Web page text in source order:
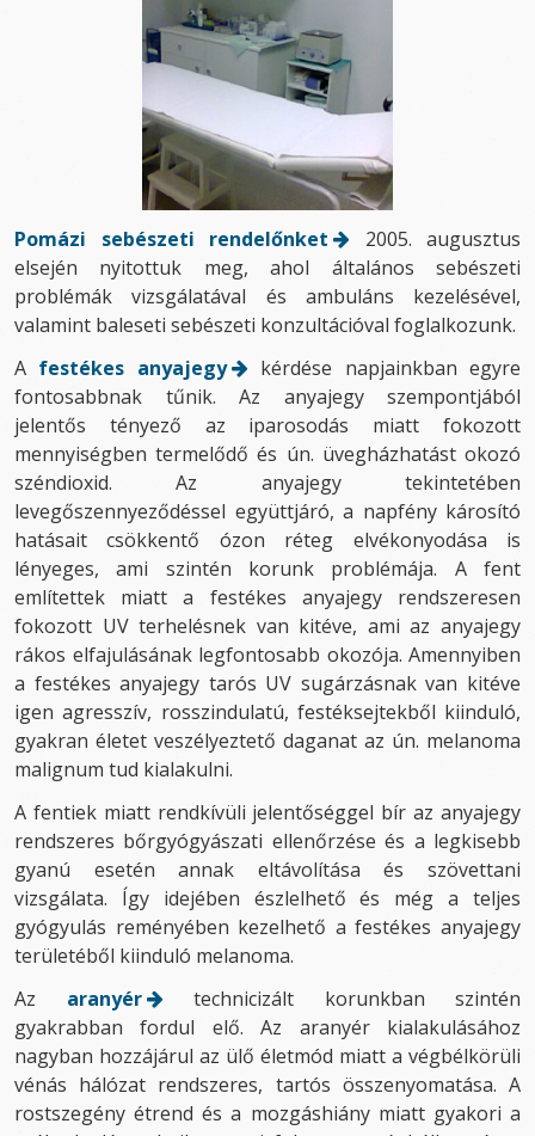
Pomázi sebészeti rendelőnket
2005. augusztus
elsején nyitottuk meg, ahol általános sebészeti
problémák vizsgálatával és ambuláns kezelésével,
valamint baleseti sebészeti konzultációval foglalkozunk.
A festékes anyajegy
kérdése napjainkban egyre
fontosabbnak tűnik. Az anyajegy szempontjából
jelentős tényező az iparosodás miatt fokozott
mennyiségben termelődő és ún. üvegházhatást okozó
széndioxid. Az anyajegy tekintetében
levegőszennyeződéssel együttjáró, a napfény károsító
hatásait csökkentő ózon réteg elvékonyodása is
lényeges, ami szintén korunk problémája. A fent
említettek miatt a festékes anyajegy rendszeresen
fokozott UV terhelésnek van kitéve, ami az anyajegy
rákos elfajulásának legfontosabb okozója. Amennyiben
a festékes anyajegy tarós UV sugárzásnak van kitéve
igen agresszív, rosszindulatú, festéksejtekből kiinduló,
gyakran életet veszélyeztető daganat az ún. melanoma
malignum tud kialakulni.
A fentiek miatt rendkívüli jelentőséggel bír az anyajegy
rendszeres bőrgyógyászati ellenőrzése és a legkisebb
gyanú esetén annak eltávolítása és szövettani
vizsgálata. Így idejében észlelhető és még a teljes
gyógyulás reményében kezelhető a festékes anyajegy
területéből kiinduló melanoma.
Az aranyér
technicizált korunkban szintén
gyakrabban fordul elő. Az aranyér kialakulásához
nagyban hozzájárul az ülő életmód miatt a végbélkörüli
vénás hálózat rendszeres, tartós összenyomatása. A
rostszegény étrend és a mozgáshiány miatt gyakori a